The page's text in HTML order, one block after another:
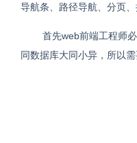
导航条、路径导航、分页
首先web前端工程师
同数据库大同小异，所以需